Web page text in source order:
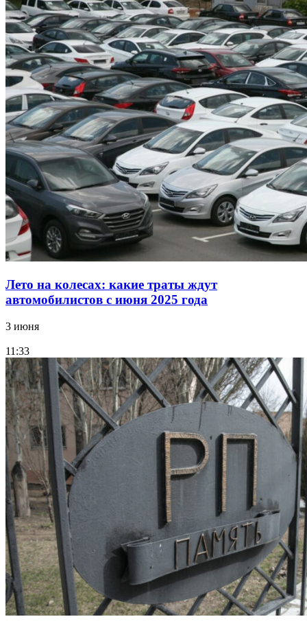
Лето на колесах: какие траты ждут
автомобилистов с июня 2025 года
3 июня
11:33